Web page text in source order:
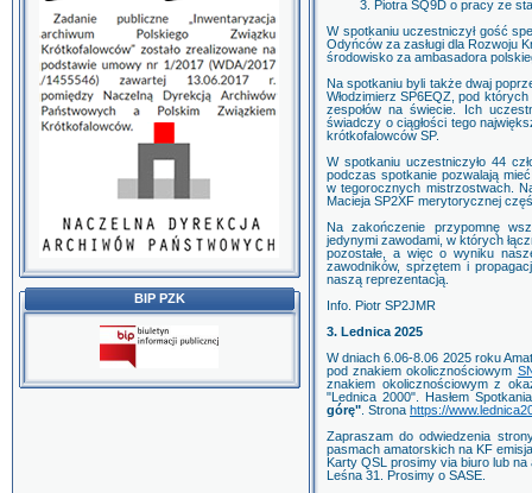
BIP PZK
Piotra SQ9D o pracy ze
W spotkaniu uczestniczył gość
Odyńców za zasługi dla Rozwoju
środowisko za ambasadora
Na spotkaniu byli także dwaj
Włodzimierz SP6EQZ, pod
zespołów na świecie. Ich
świadczy o ciągłości tego
krótkofalowców SP.
W spotkaniu uczestniczyło 44
podczas spotkanie pozwalają
w tegorocznych mistrzostwach.
Macieja SP2XF merytorycznej
Na zakończenie przypomnę
jedynymi zawodami, w których
pozostałe, a więc o wyniku
zawodników, sprzętem i
naszą reprezentacją.
Info. Piotr SP2JMR
3. Lednica 2025
W dniach 6.06-8.06 2025 roku
pod znakiem okolicznościowym
znakiem okolicznościowym z
"Lednica 2000". Hasłem
górę" . Strona https://
Zapraszam do odwiedzenia
pasmach amatorskich na KF
Karty QSL prosimy via biuro lub
Leśna 31.